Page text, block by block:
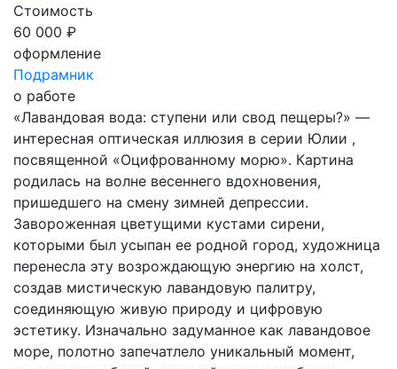
Стоимость
60 000 ₽
оформление
Подрамник
о работе
«Лавандовая вода: ступени или свод пещеры?» —
интересная оптическая иллюзия в серии Юлии ,
посвященной «Оцифрованному морю». Картина
родилась на волне весеннего вдохновения,
пришедшего на смену зимней депрессии.
Завороженная цветущими кустами сирени,
которыми был усыпан ее родной город, художница
перенесла эту возрождающую энергию на холст,
создав мистическую лавандовую палитру,
соединяющую живую природу и цифровую
эстетику. Изначально задуманное как лавандовое
море, полотно запечатлело уникальный момент,